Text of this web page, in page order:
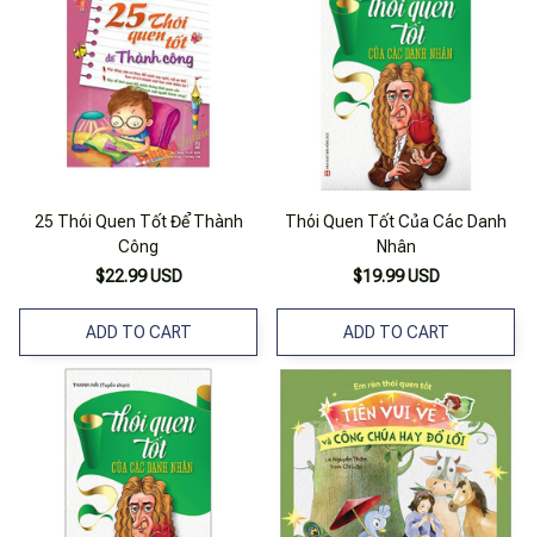
25 Thói Quen Tốt Để Thành
Công
$22.99 USD
ADD TO CART
Thói Quen Tốt Của Các Danh
Nhân
$19.99 USD
ADD TO CART